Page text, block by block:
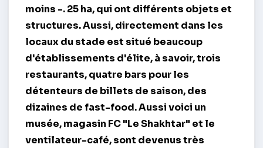
moins -. 25 ha, qui ont différents objets et
structures. Aussi, directement dans les
locaux du stade est situé beaucoup
d'établissements d'élite, à savoir, trois
restaurants, quatre bars pour les
détenteurs de billets de saison, des
dizaines de fast-food. Aussi voici un
musée, magasin FC "Le Shakhtar" et le
ventilateur-café, sont devenus très